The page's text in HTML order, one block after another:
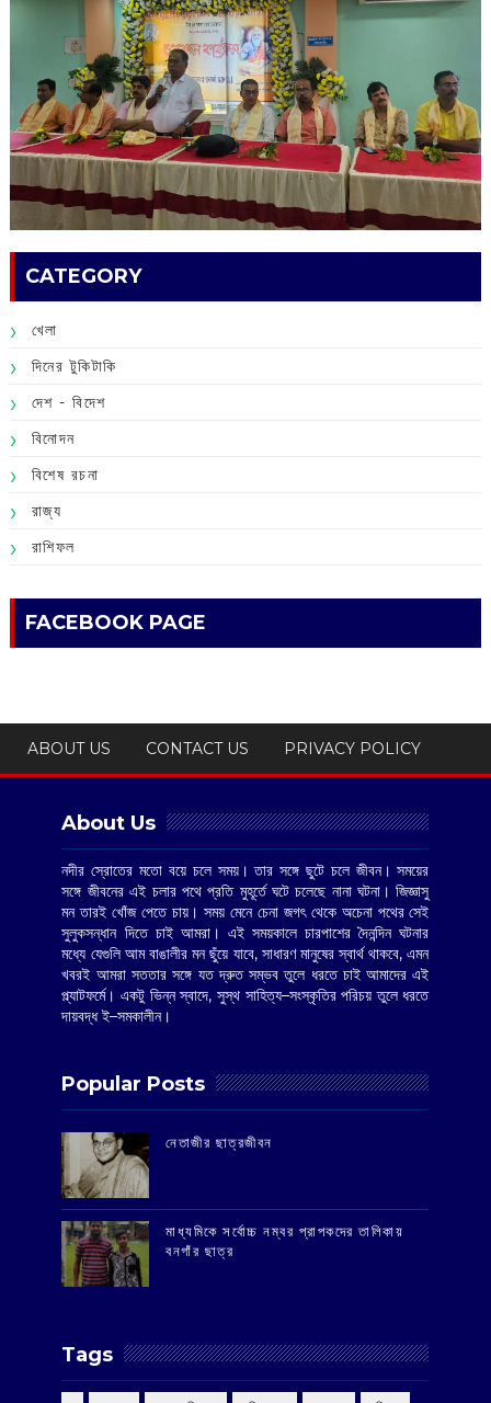
CATEGORY
খেলা
দিনের টুকিটাকি
দেশ - বিদেশ
বিনোদন
বিশেষ রচনা
রাজ্য
রাশিফল
FACEBOOK PAGE
ABOUT US CONTACT US PRIVACY POLICY
About Us
নদীর স্রোতের মতো বয়ে চলে সময়। তার সঙ্গে ছুটে চলে জীবন। সময়ের
সঙ্গে জীবনের এই চলার পথে প্রতি মুহূর্তে ঘটে চলেছে নানা ঘটনা। জিজ্ঞাসু
মন তারই খোঁজ পেতে চায়। সময় মেনে চেনা জগৎ থেকে অচেনা পথের সেই
সুলুকসন্ধান দিতে চাই আমরা। এই সময়কালে চারপাশের দৈনন্দিন ঘটনার
মধ্যে যেগুলি আম বাঙালীর মন ছুঁয়ে যাবে, সাধারণ মানুষের স্বার্থ থাকবে, এমন
খবরই আমরা সততার সঙ্গে যত দ্রুত সম্ভব তুলে ধরতে চাই আমাদের এই
প্ল্যাটফর্মে। একটু ভিন্ন স্বাদে, সুস্থ সাহিত্য–সংস্কৃতির পরিচয় তুলে ধরতে
দায়বদ্ধ ই–সমকালীন।
Popular Posts
‌নেতাজীর ছাত্রজীবন
মাধ্যমিকে সর্বোচ্চ নম্বর প্রাপকদের তালিকায়
বনগাঁর ছাত্র
Tags